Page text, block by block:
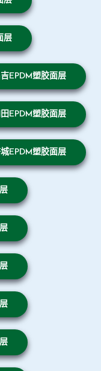
层
EPDM塑胶面层
EPDM塑胶面层
EPDM塑胶面层